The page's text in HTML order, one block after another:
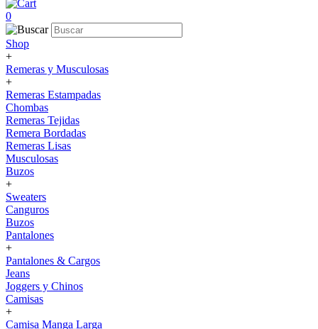
0
Shop
+
Remeras y Musculosas
+
Remeras Estampadas
Chombas
Remeras Tejidas
Remera Bordadas
Remeras Lisas
Musculosas
Buzos
+
Sweaters
Canguros
Buzos
Pantalones
+
Pantalones & Cargos
Jeans
Joggers y Chinos
Camisas
+
Camisa Manga Larga